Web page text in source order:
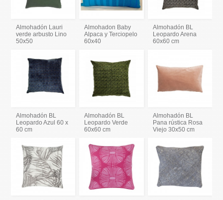
Almohadón Lauri
verde arbusto Lino
50x50
Almohadon Baby
Alpaca y Terciopelo
60x40
Almohadón BL
Leopardo Arena
60x60 cm
Almohadón BL
Leopardo Azul 60 x
60 cm
Almohadón BL
Leopardo Verde
60x60 cm
Almohadón BL
Pana rústica Rosa
Viejo 30x50 cm